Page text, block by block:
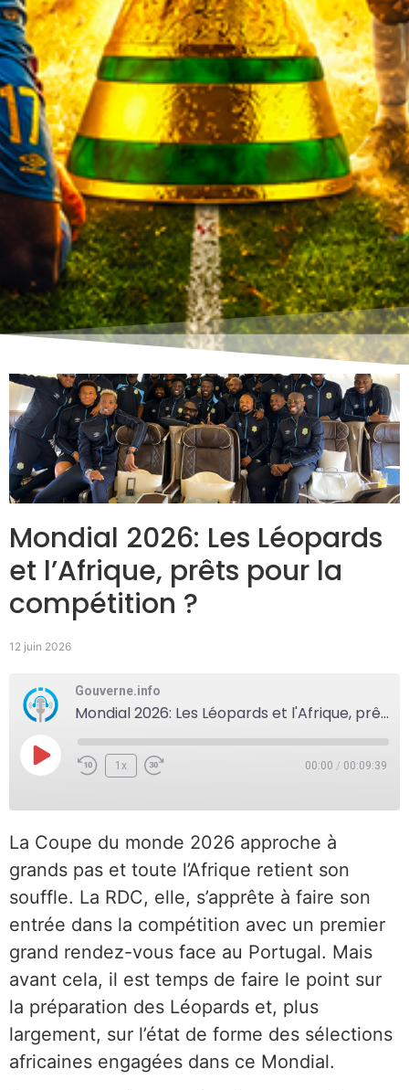
Mondial 2026: Les Léopards
et l’Afrique, prêts pour la
compétition ?
12 juin 2026
Gouverne.info
Mondial 2026: Les Léopards et l'Afrique, prêts pour la compétition ?
1x 00:00 / 00:09:39
La Coupe du monde 2026 approche à
grands pas et toute l’Afrique retient son
souffle. La RDC, elle, s’apprête à faire son
entrée dans la compétition avec un premier
grand rendez-vous face au Portugal. Mais
avant cela, il est temps de faire le point sur
la préparation des Léopards et, plus
largement, sur l’état de forme des sélections
africaines engagées dans ce Mondial.